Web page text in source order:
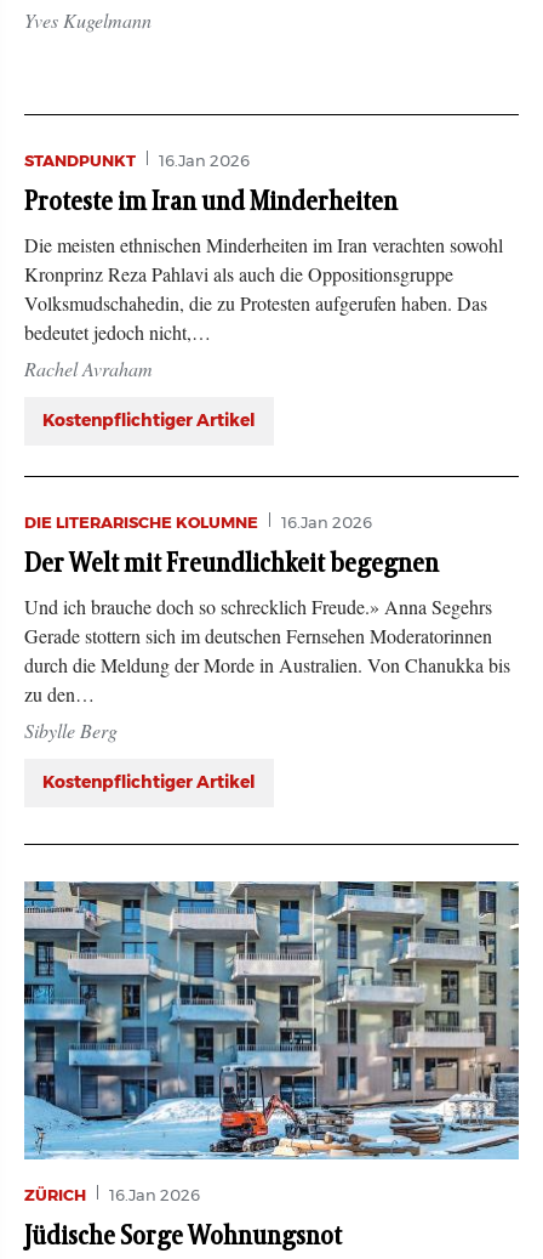
Yves Kugelmann
STANDPUNKT 16.Jan 2026
Proteste im Iran und Minderheiten
Die meisten ethnischen Minderheiten im Iran verachten sowohl
Kronprinz Reza Pahlavi als auch die Oppositionsgruppe
Volksmudschahedin, die zu Protesten aufgerufen haben. Das
bedeutet jedoch nicht,…
Rachel Avraham
Kostenpflichtiger Artikel
DIE LITERARISCHE KOLUMNE 16.Jan 2026
Der Welt mit Freundlichkeit begegnen
Und ich brauche doch so schrecklich Freude.» Anna Segehrs
Gerade stottern sich im deutschen Fernsehen Moderatorinnen
durch die Meldung der Morde in Australien. Von Chanukka bis
zu den…
Sibylle Berg
Kostenpflichtiger Artikel
ZÜRICH 16.Jan 2026
Jüdische Sorge Wohnungsnot